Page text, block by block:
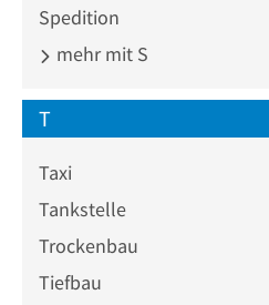
Spedition
mehr mit S
T
Taxi
Tankstelle
Trockenbau
Tiefbau